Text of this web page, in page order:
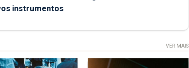
instrumentos
VER MAIS